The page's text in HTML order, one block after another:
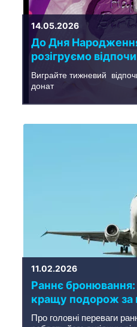
14.05.2026
До Дня
розігруємо
Виграйте тижневий
донат
11.02.2026
Раннє
кращу подорож за
Про головні переваги